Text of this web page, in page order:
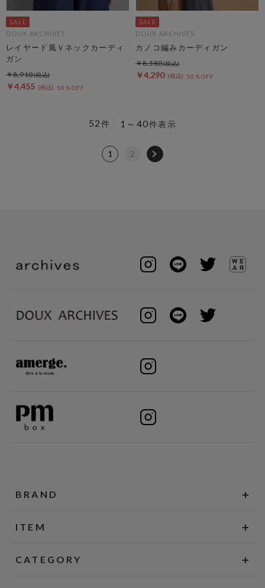
DOUX ARCHIVES
レイヤード風Ｖネックカーディ
ガン
￥4,455 50％OFF
￥8,910
DOUX ARCHIVES
カノコ編みカーディガン
￥4,290 50％OFF
￥8,580
1～40件表示
52件
1 2
BRAND
ITEM
CATEGORY